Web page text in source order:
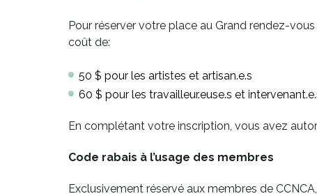
nouvelle
fenêtre
Pour réserver votre place au Grand rendez-
coût de:
50 $ pour les artistes et artisan.e.s
60 $ pour les travailleur.euse.s et
En complétant votre inscription, vous avez
Code rabais à l’usage des membres
Exclusivement réservé aux membres de